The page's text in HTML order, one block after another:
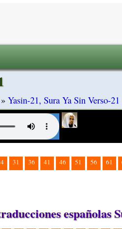
» Yasin-21, Sura Ya Sin Verso-21
31 36 41 46 51 56 61
españolas